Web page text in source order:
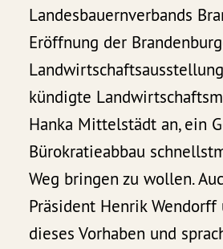
Landesbauernverbands
Eröffnung der
kündigte
Hanka Mittelstädt an, ein
Bürokratieabbau
Weg bringen zu wollen.
Präsident Henrik
dieses Vorhaben und